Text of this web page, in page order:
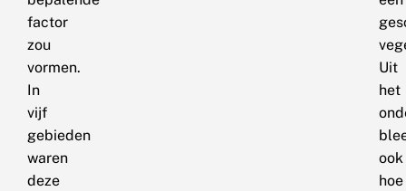
factor
zou
vormen.
In
vijf
gebieden
waren
deze
Uit
het
ook
hoe